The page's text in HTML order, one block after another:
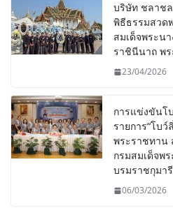
บริษัท ชลาชล
พิธีธรรมสวด
สมเด็จพระน
ราชินีนาถ พ
23/04/2026
การแข่งขันโ
รายการ“โบ
พระราชทาน
กรมสมเด็จพ
บรมราชกุมารี
06/03/2026